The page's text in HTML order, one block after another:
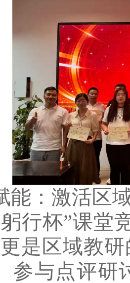
能：激活区
躬行杯”课堂
更是区域教
参与点评研